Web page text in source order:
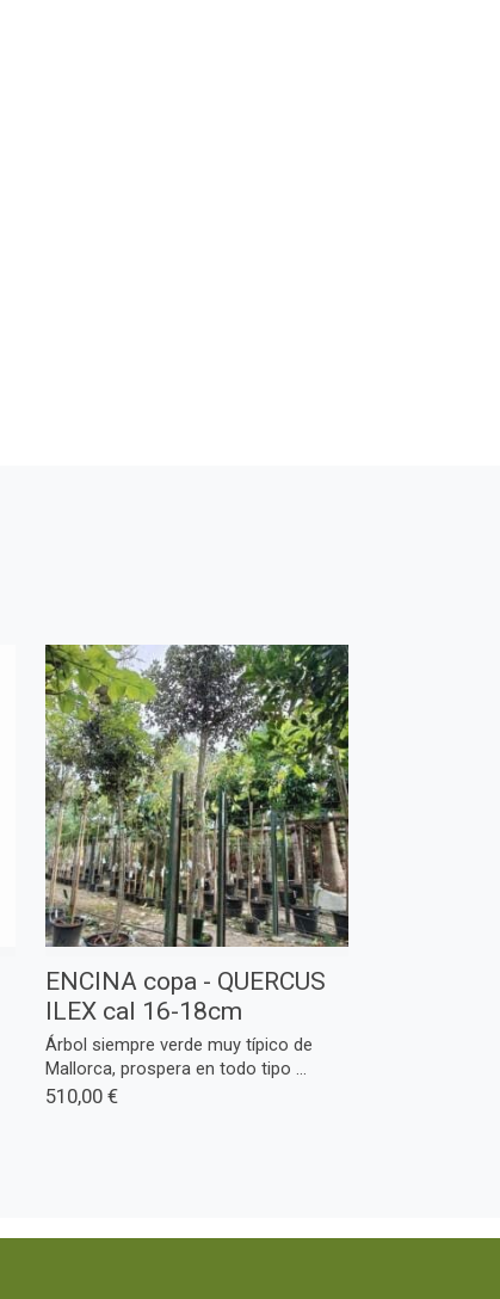
ENCINA copa - QUERCUS
ILEX cal 16-18cm
Árbol siempre verde muy típico de
Mallorca, prospera en todo tipo ...
510,00 €